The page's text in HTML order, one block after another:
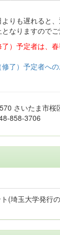
よりも遅れると
なりますのでご
）予定者は、
了）予定者への
さいたま市桜
858-3706
(埼玉大学発行